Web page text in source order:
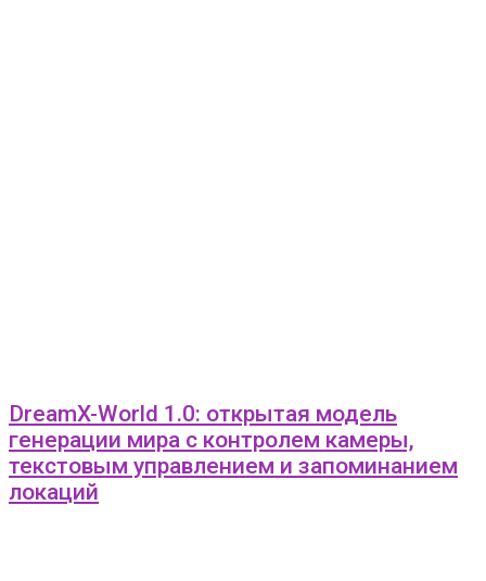
DreamX-World 1.0: открытая модель
генерации мира с контролем камеры,
текстовым управлением и запоминанием
локаций